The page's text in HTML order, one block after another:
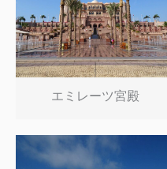
エミレーツ宮殿